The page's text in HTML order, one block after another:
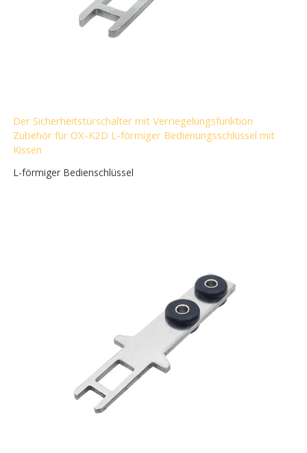
Der Sicherheitstürschalter mit Verriegelungsfunktion
Zubehör für OX-K2D L-förmiger Bedienungsschlüssel mit
Kissen
L-förmiger Bedienschlüssel